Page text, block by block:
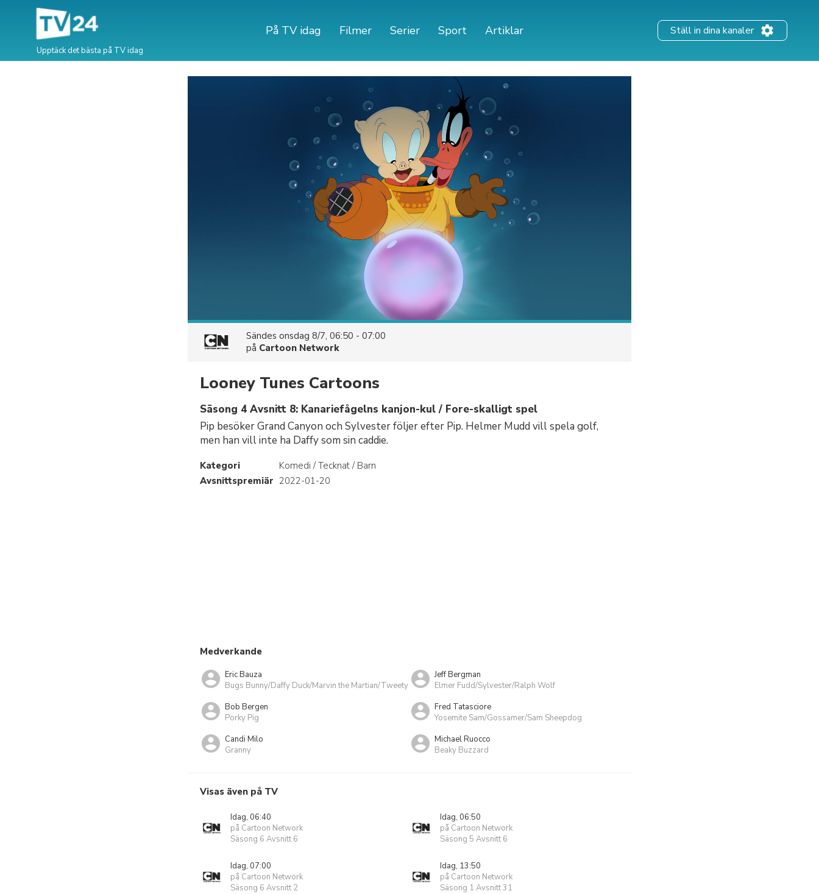
Upptäck det bästa på TV idag
På TV idag Filmer Serier Sport Artiklar Ställ in dina kanaler
Sändes onsdag 8/7, 06:50 - 07:00
på Cartoon Network
Looney Tunes Cartoons
Säsong 4 Avsnitt 8: Kanariefågelns kanjon-kul / Fore-skalligt spel
Pip besöker Grand Canyon och Sylvester följer efter Pip. Helmer Mudd vill spela golf,
men han vill inte ha Daffy som sin caddie.
Kategori
Komedi / Tecknat / Barn
Avsnittspremiär 2022-01-20
Medverkande
Eric Bauza
Bugs Bunny/Daffy Duck/Marvin the Martian/Tweety
Jeff Bergman
Elmer Fudd/Sylvester/Ralph Wolf
Bob Bergen
Porky Pig
Fred Tatasciore
Yosemite Sam/Gossamer/Sam Sheepdog
Candi Milo
Granny
Michael Ruocco
Beaky Buzzard
Visas även på TV
Idag, 06:40
på Cartoon Network
Säsong 6 Avsnitt 6
Idag, 06:50
på Cartoon Network
Säsong 5 Avsnitt 6
Idag, 07:00
på Cartoon Network
Säsong 6 Avsnitt 2
Idag, 13:50
på Cartoon Network
Säsong 1 Avsnitt 31